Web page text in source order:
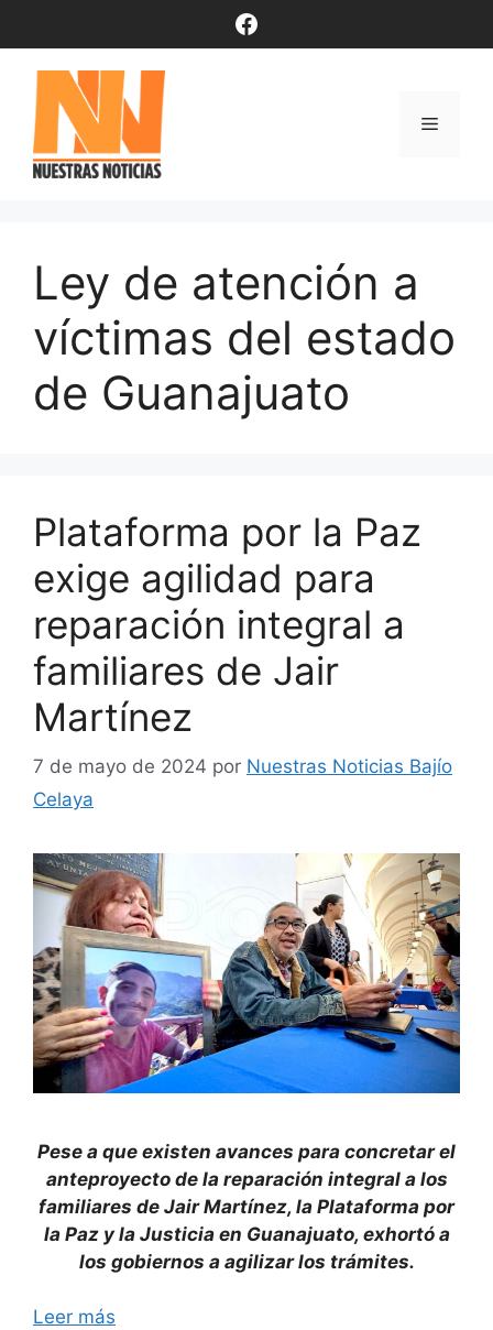
contenido
Facebook
Menú
Ley de atención a
víctimas del estado
de Guanajuato
Plataforma por la Paz
exige agilidad para
reparación integral a
familiares de Jair
Martínez
7 de mayo de 2024 por Nuestras Noticias Bajío
Celaya
Pese a que existen avances para concretar el
anteproyecto de la reparación integral a los
familiares de Jair Martínez, la Plataforma por
la Paz y la Justicia en Guanajuato, exhortó a
los gobiernos a agilizar los trámites.
Leer más